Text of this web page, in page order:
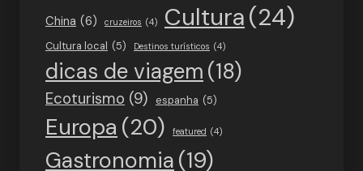
China (6) cruzeiros (4) Cultura(24)
Cultura local (5) Destinos turísticos (4)
dicas de viagem (18)
Ecoturismo (9) espanha (5)
Europa (20) featured (4)
Gastronomia (19)